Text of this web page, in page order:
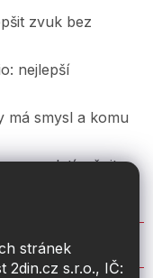
stránek
2din.cz s.r.o., IČ:
zvuk bez
nejlepší
má smysl a komu
se vyplatí měnit u